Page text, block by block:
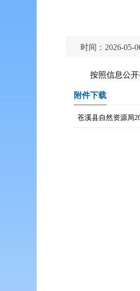
时间：2026-05-
按照信息公
附件下载
苍溪县自然资源局